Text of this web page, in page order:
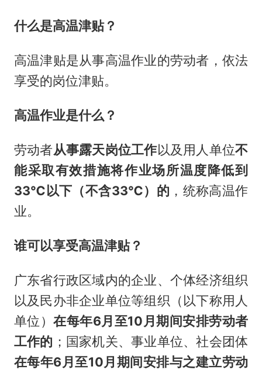
什么是高温津贴？
高温津贴是从事高温作业的劳动者，依法
享受的岗位津贴。
高温作业是什么？
劳动者从事露天岗位工作以及用人单位不
能采取有效措施将作业场所温度降低到
33℃以下（不含33℃）的 ，统称高温作
业。
谁可以享受高温津贴？
广东省行政区域内的企业、个体经济组织
以及民办非企业单位等组织（以下称用人
单位）在每年6月至10月期间安排劳动者
工作的 ；国家机关、事业单位、社会团体
在每年6月至10月期间安排与之建立劳动